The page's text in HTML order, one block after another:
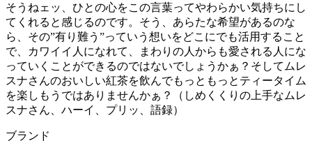
そうねェッ、ひとの心をこの言葉ってやわらかい気持ちにし
てくれると感じるのです。そう、あらたな希望があるのな
ら、その”有り難う”っていう想いをどこにでも活用すること
で、カワイイ人になれて、まわりの人からも愛される人にな
っていくことができるのではないでしょうかぁ？そしてムレ
スナさんのおいしい紅茶を飲んでもっともっとティータイム
を楽しもうではありませんかぁ？（しめくくりの上手なムレ
スナさん、ハーイ、プリッ、語録）
ブランド